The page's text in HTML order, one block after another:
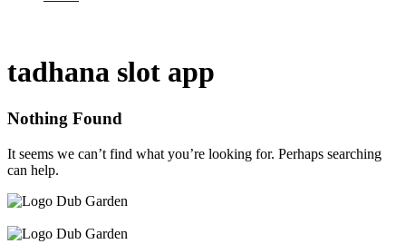
tadhana slot app
Nothing Found
It seems we can’t find what you’re looking for. Perhaps searching
can help.